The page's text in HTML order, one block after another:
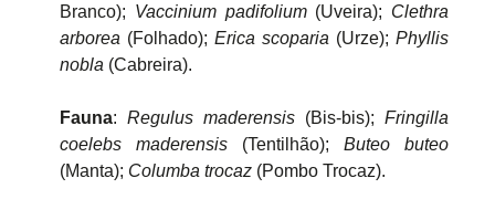
Branco); Vaccinium padifolium(Uveira); Clethra
arborea (Folhado); Erica scoparia (Urze); Phyllis
nobla (Cabreira).
Fauna: Regulus maderensis (Bis-bis); Fringilla
coelebs maderensis (Tentilhão); Buteo buteo
(Manta); Columba trocaz (Pombo Trocaz).